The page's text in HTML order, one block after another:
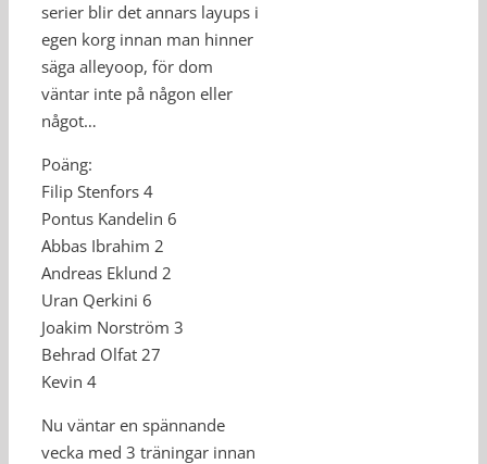
serier blir det annars layups i
egen korg innan man hinner
säga alleyoop, för dom
väntar inte på någon eller
något…
Poäng:
Filip Stenfors 4
Pontus Kandelin 6
Abbas Ibrahim 2
Andreas Eklund 2
Uran Qerkini 6
Joakim Norström 3
Behrad Olfat 27
Kevin 4
Nu väntar en spännande
vecka med 3 träningar innan